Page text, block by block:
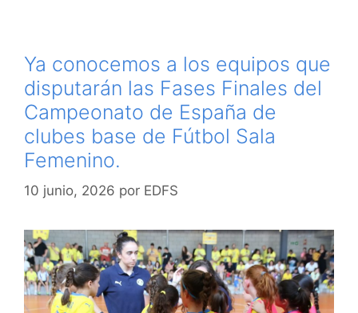
Ya conocemos a los equipos que
disputarán las Fases Finales del
Campeonato de España de
clubes base de Fútbol Sala
Femenino.
10 junio, 2026 por EDFS